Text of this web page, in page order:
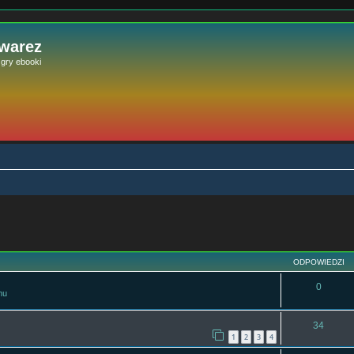
ebooki
ODPOWIEDZI
0
1 2 3 4
34